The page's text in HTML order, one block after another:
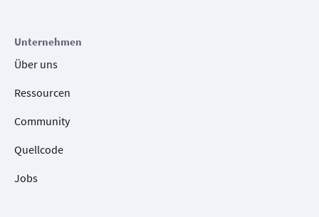
Unternehmen
Über uns
Ressourcen
Community
Quellcode
Jobs